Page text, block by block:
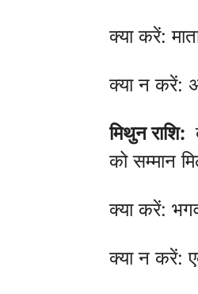
क्या करें:
क्या न करें:
मिथुन राशि:
को सम्मान
क्या करें:
क्या न करें: